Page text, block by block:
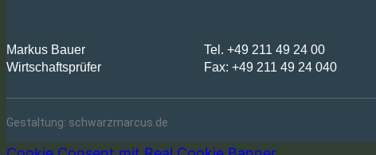
Markus Bauer
Wirtschaftsprüfer
Tel. +49 211 49 24 00
Fax: +49 211 49 24 040
Gestaltung: schwarzmarcus.de